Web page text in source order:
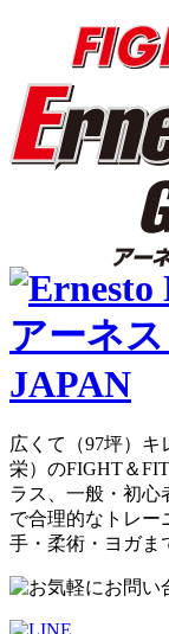
広くて（97坪）
栄）のFIGHT＆
ラス、一般・初心
で合理的なトレー
手・柔術・ヨガま